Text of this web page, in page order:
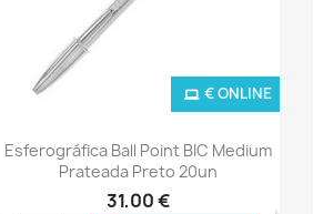
Ver+
Esferográfica Ball Point BIC Medium
Prateada Preto 20un
31,00 €
€ ONLINE